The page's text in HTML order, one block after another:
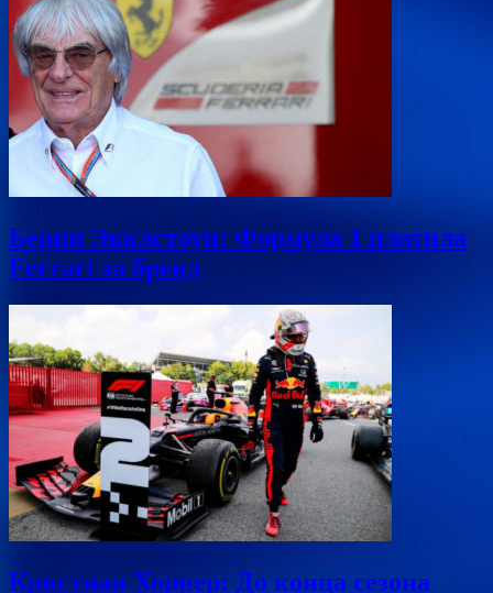
Берни Экклстоун: Формула 1 платила
Ferrari за бренд
Кристиан Хорнер: До конца сезона